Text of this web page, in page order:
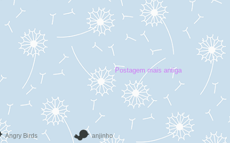
Postagem mais antiga
Angry Birds anjinho